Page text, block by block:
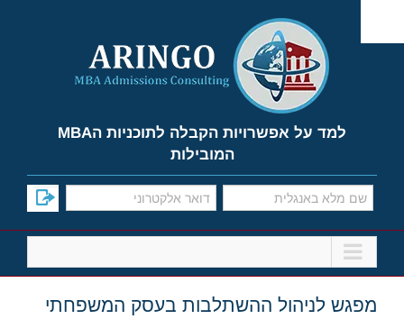
content
למד על אפשרויות הקבלה לתוכניות הMBA
המובילות
מפגש לניהול ההשתלבות בעסק המשפחתי